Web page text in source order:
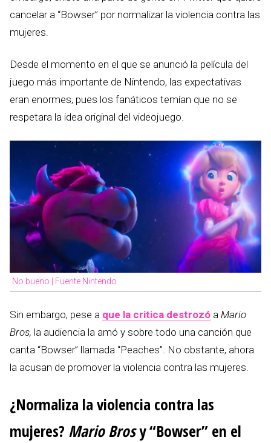
cancelar a “Bowser” por normalizar la violencia contra las
mujeres.
Desde el momento en el que se anunció la película del
juego más importante de Nintendo, las expectativas
eran enormes, pues los fanáticos temían que no se
respetara la idea original del videojuego.
No bueno | Fuente Nintendo
Sin embargo, pese a que la critica destrozó a Mario
Bros, la audiencia la amó y sobre todo una canción que
canta “Bowser” llamada “Peaches”. No obstante, ahora
la acusan de promover la violencia contra las mujeres.
¿Normaliza la violencia contra las
mujeres? Mario Brosy “Bowser” en el